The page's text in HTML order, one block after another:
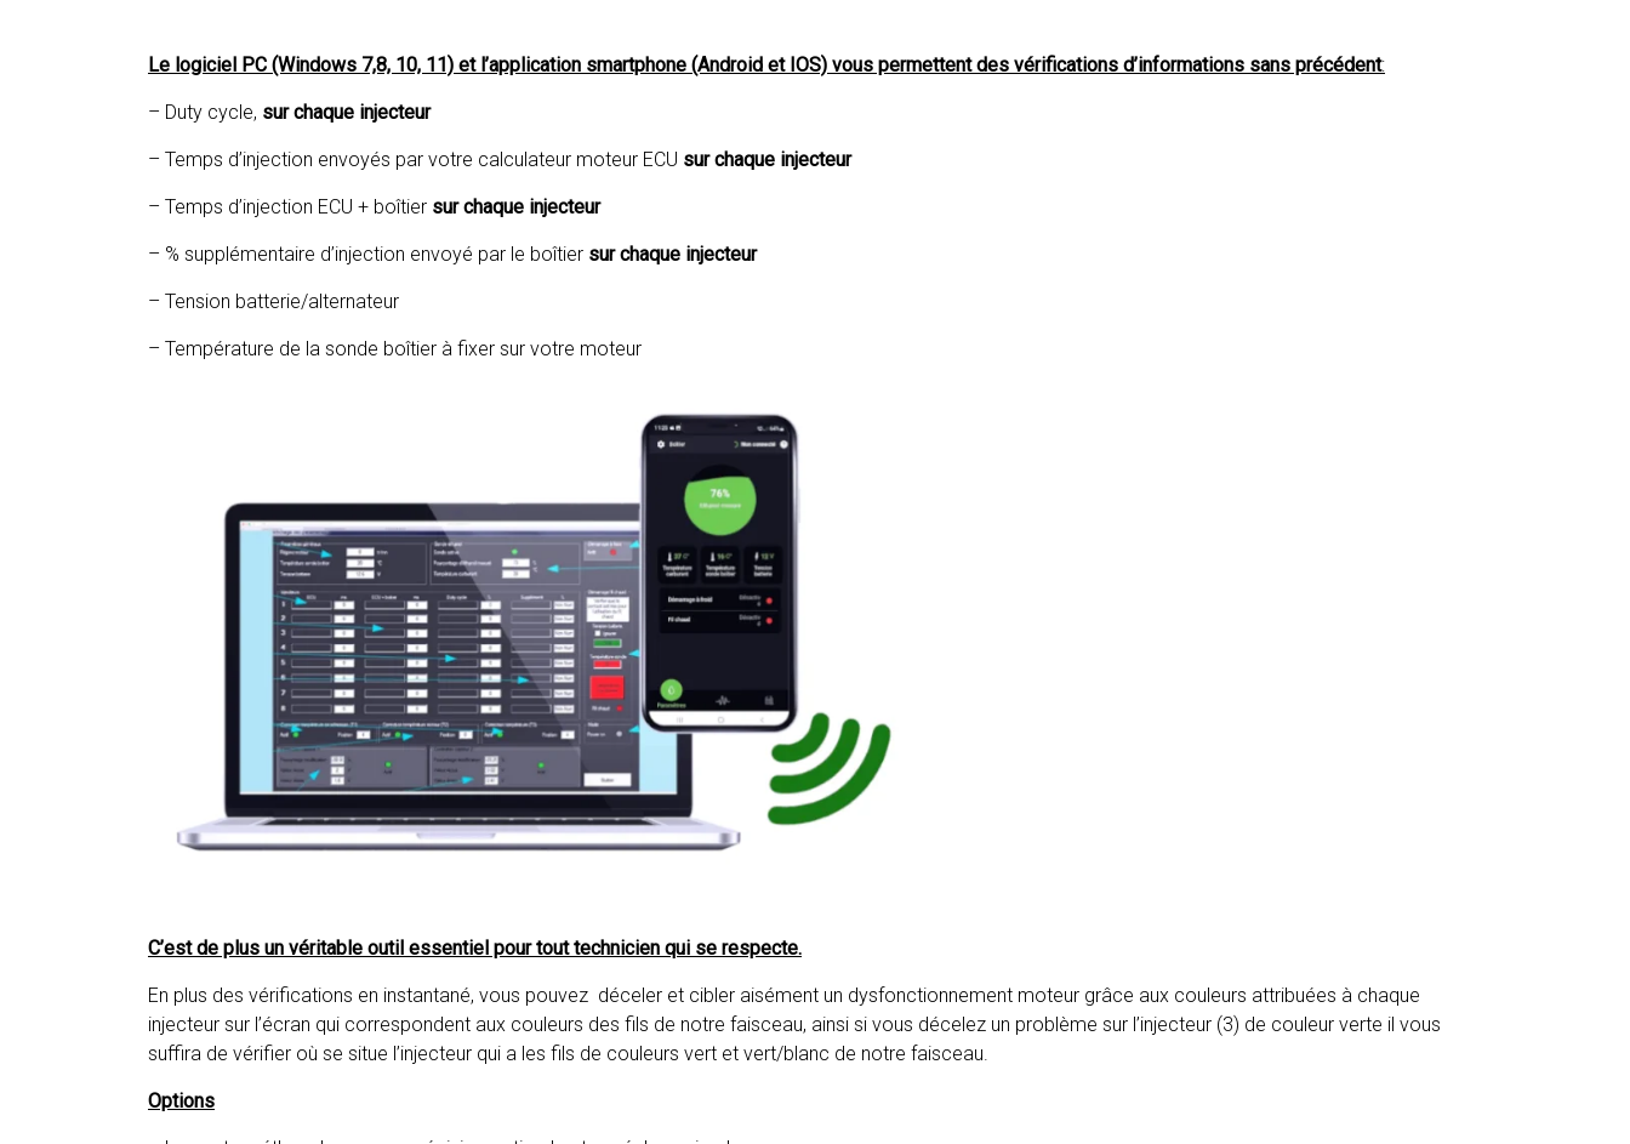
Le logiciel PC (Windows 7,8, 10, 11) et l’application smartphone (Android et IOS) vous permettent des vérifications d’informations sans précédent:
– Duty cycle, sur chaque injecteur
– Temps d’injection envoyés par votre calculateur moteur ECU sur chaque injecteur
– Temps d’injection ECU + boîtier sur chaque injecteur
– % supplémentaire d’injection envoyé par le boîtier sur chaque injecteur
– Tension batterie/alternateur
– Température de la sonde boîtier à fixer sur votre moteur
C’est de plus un véritable outil essentiel pour tout technicien qui se respecte.
En plus des vérifications en instantané, vous pouvez déceler et cibler aisément un dysfonctionnement moteur grâce aux couleurs attribuées à chaque
injecteur sur l’écran qui correspondent aux couleurs des fils de notre faisceau, ainsi si vous décelez un problème sur l’injecteur (3) de couleur verte il vous
suffira de vérifier où se situe l’injecteur qui a les fils de couleurs vert et vert/blanc de notre faisceau.
Options